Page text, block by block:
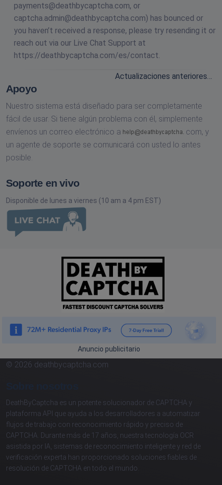
payments@deathbycaptcha.com, or
captcha.admin@deathbycaptcha.com) has bounced or
you haven’t received a response, please try resending it or
reach out via our Live Chat Support at
https://deathbycaptcha.com/es/contact.
Actualizaciones anteriores…
Apoyo
Nuestro sistema está diseñado para ser completamente
fácil de usar. Si tiene algún problema con él, simplemente
envíenos un correo electrónico a
com, y
un agente de soporte se comunicará con usted lo antes
posible.
Soporte en vivo
Disponible de lunes a viernes (10 am a 4 pm EST)
Anuncio publicitario
© 2026 deathbycaptcha.com
DeathByCaptcha es un potente solucionador de CAPTCHA y
plataforma API que ayuda a los desarrolladores a automatizar
flujos de trabajo con reconocimiento rápido y preciso de
CAPTCHA. Durante más de 17 años, nuestra tecnología OCR
asistida por IA, sistemas de reconocimiento inteligente y red de
verificación experta han proporcionado soluciones fiables de
resolución de CAPTCHA en todo el mundo.